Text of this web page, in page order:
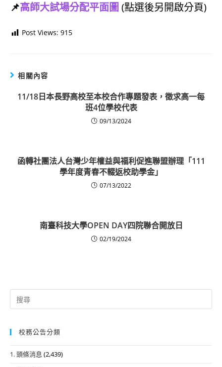
📌高師大試場分配平面圖 (點選後另開啟分頁)
Post Views: 915
相關內容
11/18日本長野高校至本校合作專題發表，徵求高一每
班4位學校代表
09/13/2024
函轉社團法人台灣少年權益與福利促進聯盟辦理「111
學年度青春不輟返校助學金」
07/13/2022
南臺科技大學OPEN DAY四院聯合開放日
02/19/2024
Search
for:
校務公告分類
1. 頭條消息 (2,439)